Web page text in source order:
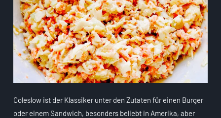
Coleslow ist der Klassiker unter den Zutaten für einen Burger
oder einem Sandwich, besonders beliebt in Amerika, aber